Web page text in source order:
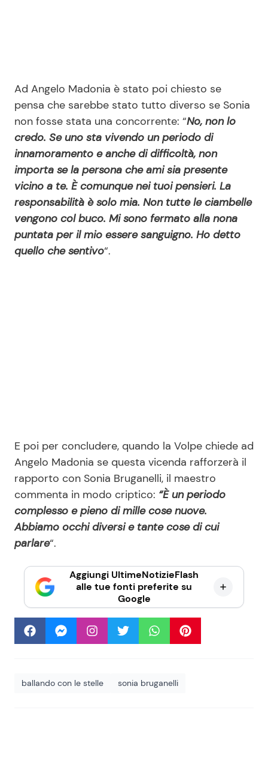
Ad Angelo Madonia è stato poi chiesto se
pensa che sarebbe stato tutto diverso se Sonia
non fosse stata una concorrente: “No, non lo
credo. Se uno sta vivendo un periodo di
innamoramento e anche di difficoltà, non
importa se la persona che ami sia presente
vicino a te. È comunque nei tuoi pensieri. La
responsabilità è solo mia. Non tutte le ciambelle
vengono col buco. Mi sono fermato alla nona
puntata per il mio essere sanguigno. Ho detto
quello che sentivo“.
E poi per concludere, quando la Volpe chiede ad
Angelo Madonia se questa vicenda rafforzerà il
rapporto con Sonia Bruganelli, il maestro
commenta in modo criptico: “È un periodo
complesso e pieno di mille cose nuove.
Abbiamo occhi diversi e tante cose di cui
parlare“.
Aggiungi UltimeNotizieFlash
alle tue fonti preferite su
Google
ballando con le stelle sonia bruganelli